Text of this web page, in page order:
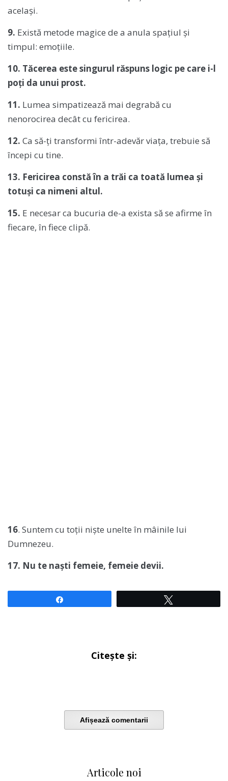
același.
9. Există metode magice de a anula spațiul și
timpul: emoțiile.
10. Tăcerea este singurul răspuns logic pe care i-l
poți da unui prost.
11. Lumea simpatizează mai degrabă cu
nenorocirea decât cu fericirea.
12. Ca să-ți transformi într-adevăr viața, trebuie să
începi cu tine.
13. Fericirea constă în a trăi ca toată lumea și
totuși ca nimeni altul.
15. E necesar ca bucuria de-a exista să se afirme în
fiecare, în fiece clipă.
16. Suntem cu toţii nişte unelte în mâinile lui
Dumnezeu.
17. Nu te naști femeie, femeie devii.
Citește și:
Afișează comentarii
Articole noi